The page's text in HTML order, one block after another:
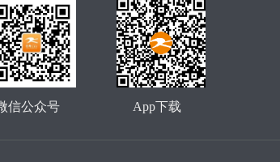
App下载
信公众号